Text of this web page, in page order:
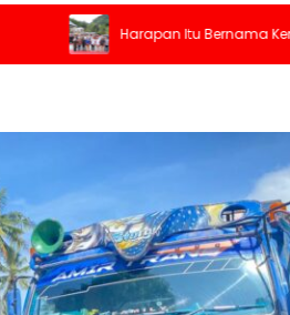
Harapan Itu Bernama Kemah Rakyat